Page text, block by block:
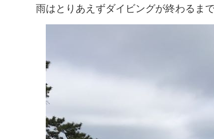
雨はとりあえずダイビングが終わるま